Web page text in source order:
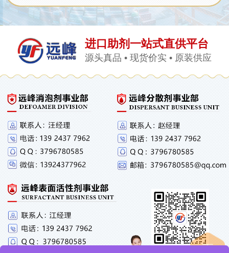
进口助剂一站式直供平台
源头真品 • 现货价实 • 原装供应